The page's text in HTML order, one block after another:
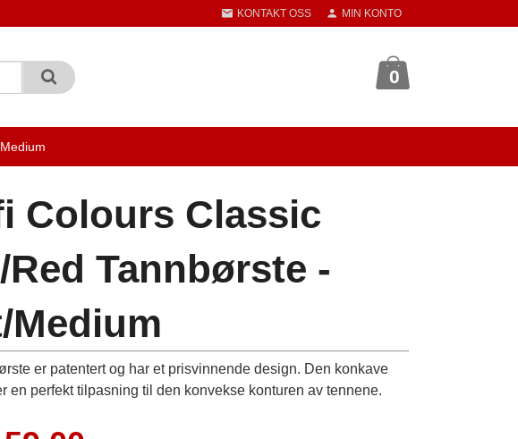
KONTAKT OSS MIN KONTO
0
Colours Classic
Red Tannbørste -
Medium
er patentert og har et prisvinnende design. Den konkave
en perfekt tilpasning til den konvekse konturen av tennene.